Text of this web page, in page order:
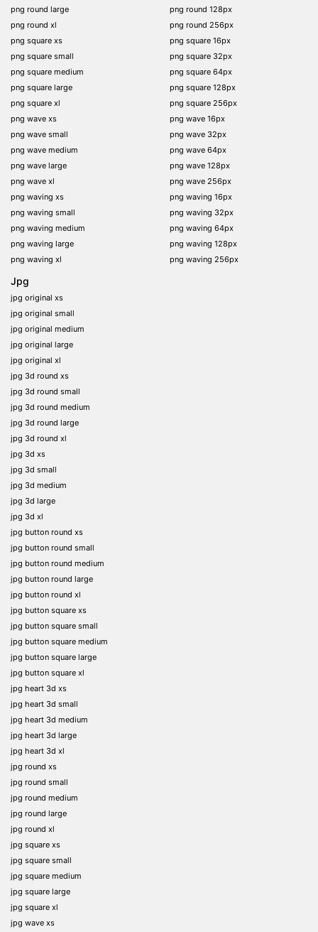
png round large
png round xl
png square xs
png square small
png square medium
png square large
png square xl
png wave xs
png wave small
png wave medium
png wave large
png wave xl
png waving xs
png waving small
png waving medium
png waving large
png waving xl
png round 128px
png round 256px
png square 16px
png square 32px
png square 64px
png square 128px
png square 256px
png wave 16px
png wave 32px
png wave 64px
png wave 128px
png wave 256px
png waving 16px
png waving 32px
png waving 64px
png waving 128px
png waving 256px
Jpg
jpg original xs
jpg original small
jpg original medium
jpg original large
jpg original xl
jpg 3d round xs
jpg 3d round small
jpg 3d round medium
jpg 3d round large
jpg 3d round xl
jpg 3d xs
jpg 3d small
jpg 3d medium
jpg 3d large
jpg 3d xl
jpg button round xs
jpg button round small
jpg button round medium
jpg button round large
jpg button round xl
jpg button square xs
jpg button square small
jpg button square medium
jpg button square large
jpg button square xl
jpg heart 3d xs
jpg heart 3d small
jpg heart 3d medium
jpg heart 3d large
jpg heart 3d xl
jpg round xs
jpg round small
jpg round medium
jpg round large
jpg round xl
jpg square xs
jpg square small
jpg square medium
jpg square large
jpg square xl
jpg wave xs